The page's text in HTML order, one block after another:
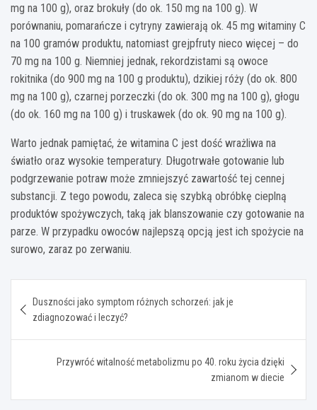
mg na 100 g), oraz brokuły (do ok. 150 mg na 100 g). W
porównaniu, pomarańcze i cytryny zawierają ok. 45 mg witaminy C
na 100 gramów produktu, natomiast grejpfruty nieco więcej – do
70 mg na 100 g. Niemniej jednak, rekordzistami są owoce
rokitnika (do 900 mg na 100 g produktu), dzikiej róży (do ok. 800
mg na 100 g), czarnej porzeczki (do ok. 300 mg na 100 g), głogu
(do ok. 160 mg na 100 g) i truskawek (do ok. 90 mg na 100 g).
Warto jednak pamiętać, że witamina C jest dość wrażliwa na
światło oraz wysokie temperatury. Długotrwałe gotowanie lub
podgrzewanie potraw może zmniejszyć zawartość tej cennej
substancji. Z tego powodu, zaleca się szybką obróbkę cieplną
produktów spożywczych, taką jak blanszowanie czy gotowanie na
parze. W przypadku owoców najlepszą opcją jest ich spożycie na
surowo, zaraz po zerwaniu.
wpisu
Duszności jako symptom różnych schorzeń: jak je
zdiagnozować i leczyć?
Przywróć witalność metabolizmu po 40. roku życia dzięki
zmianom w diecie